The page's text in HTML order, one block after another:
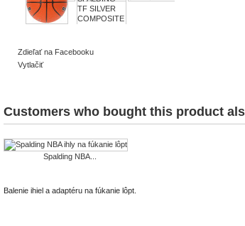
Zdieľať na Facebooku
Vytlačiť
Customers who bought this product
Spalding NBA...
Balenie ihiel a adaptéru na fúkanie lôpt.